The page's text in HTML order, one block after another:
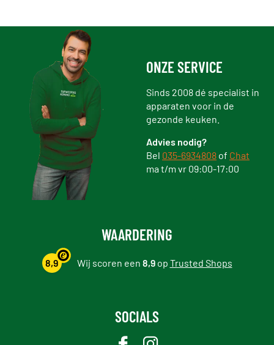
ONZE SERVICE
Sinds 2008 dé specialist in
apparaten voor in de
gezonde keuken.
Advies nodig?
Bel 035-6934808 of Chat
ma t/m vr 09:00-17:00
WAARDERING
8,9 Wij scoren een 8,9op Trusted Shops
SOCIALS